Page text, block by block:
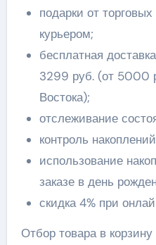
подарки от
курьером;
бесплатная
3299 руб. (от 5000
Востока);
отслеживание
контроль
использование
заказе в день
скидка 4% при
Отбор товара в